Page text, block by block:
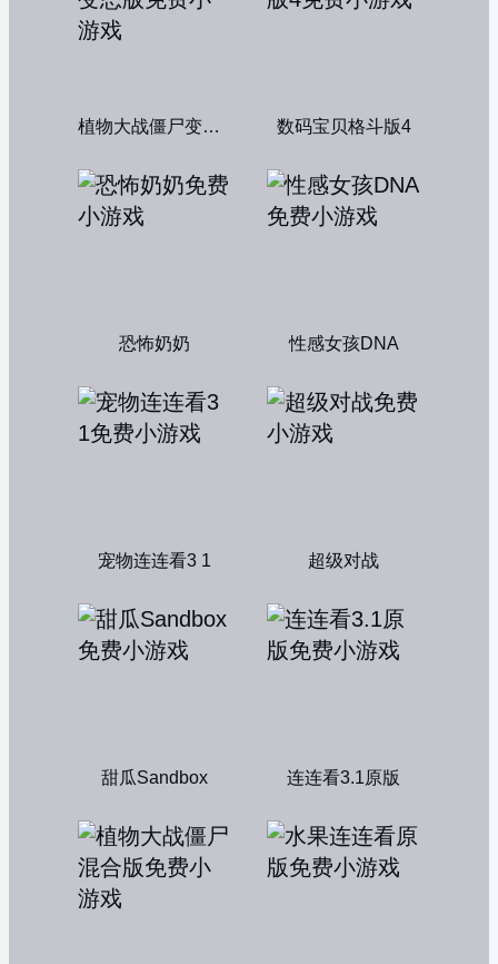
植物大战僵尸变态版 数码宝贝格斗版4
恐怖奶奶 性感女孩DNA
宠物连连看3 1 超级对战
甜瓜Sandbox 连连看3.1原版